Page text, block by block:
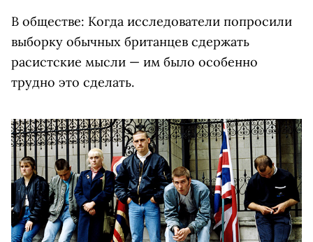
В обществе: Когда исследователи попросили
выборку обычных британцев сдержать
расистские мысли — им было особенно
трудно это сделать.